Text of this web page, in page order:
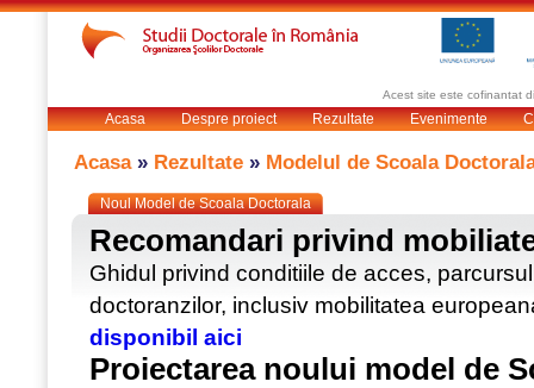
Acest site este cofinantat
Acasa Despre proiect Rezultate Evenimente
Acasa» Rezultate » Modelul de Scoala
Noul Model de Scoala Doctorala
Recomandari privind
Ghidul privind conditiile de acces,
doctoranzilor, inclusiv mobilitatea
disponibil aici
Proiectarea noului model de